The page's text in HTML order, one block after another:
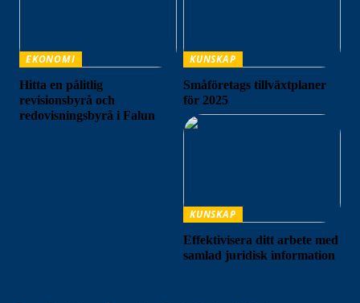
EKONOMI
Hitta en pålitlig
revisionsbyrå och
redovisningsbyrå i Falun
KUNSKAP
Småföretags tillväxtplaner
för 2025
KUNSKAP
Effektivisera ditt arbete med
samlad juridisk information